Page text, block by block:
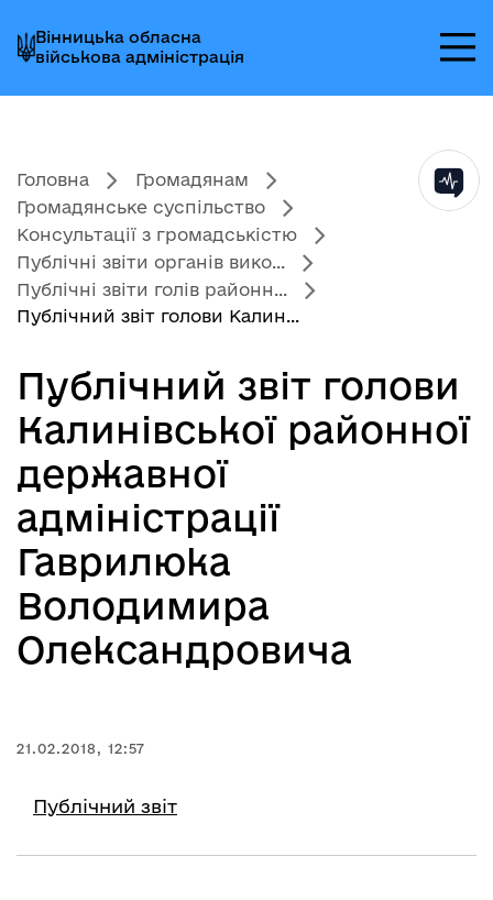
до
головного
меню
до
головного
вмісту
до
головного
колонтитула
Вінницька обласна
військова адміністрація
Головна
Громадянам
Громадянське суспільство
Консультації з громадськістю
Публічні звіти органів вико...
Публічні звіти голів районн...
Публічний звіт голови Калин...
Публічний звіт голови
Калинівської районної
державної
адміністрації
Гаврилюка
Володимира
Олександровича
21.02.2018, 12:57
Публічний звіт